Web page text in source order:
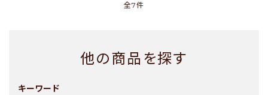
全7件
他の商品を探す
キーワード